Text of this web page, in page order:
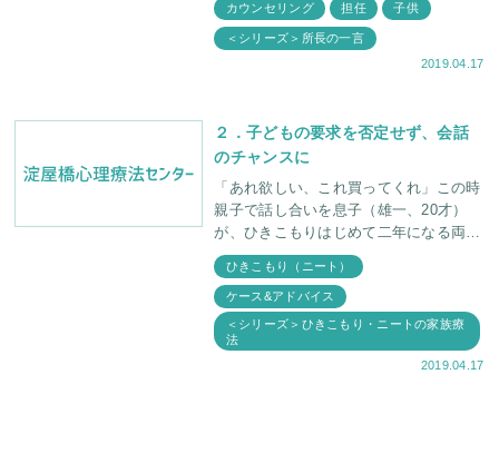
カウンセリング 担任 子供
＜シリーズ＞所長の一言
2019.04.17
２．子どもの要求を否定せず、会話
のチャンスに
「あれ欲しい、これ買ってくれ」この時
親子で話し合いを息子（雄一、20才）
が、ひきこもりはじめて二年になる両親
が来所した。高校はなんとか卒業したけ
れど、そこでつまづいた。大学には進学
せず、さりとて職を探
ひきこもり（ニート）
ケース&アドバイス
＜シリーズ＞ひきこもり・ニートの家族療
法
2019.04.17